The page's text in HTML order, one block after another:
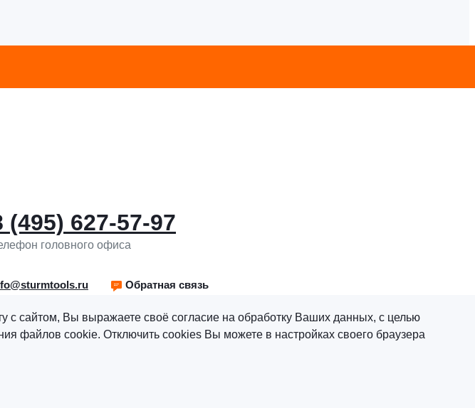
(495) 627-57-97
головного офиса
Обратная связь
с сайтом, Вы выражаете своё согласие на обработку Ваших данных, с целью
файлов cookie. Отключить cookies Вы можете в настройках своего браузера